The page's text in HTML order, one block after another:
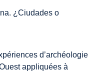
¿Ciudades o
d’archéologie
appliquées à